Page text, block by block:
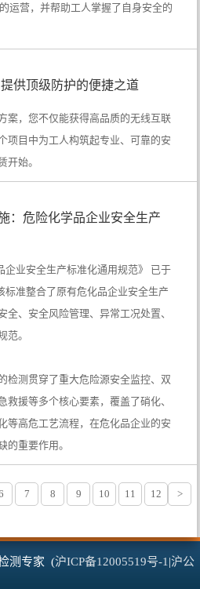
运营，并帮助工人掌握了自身安全的
供顶级防护的便捷之道
案，您不仅能获得高品质的无线互联
项目中为工人构筑起专业、可靠的安
开始。
：危险化学品企业安全生产
企业安全生产标准化通用规范》 已于
标准整合了原有危化品企业安全生产
全、安全风险管理、异常工况处置、
范。
检测贯穿了重大危险源安全监控、双
救援等多个核心要素，覆盖了硝化、
等高危工艺流程，在危化品企业的安
的重要作用。
7 8 9 10 11 12 >
测专家 (沪ICP备12005519号-1 |沪公